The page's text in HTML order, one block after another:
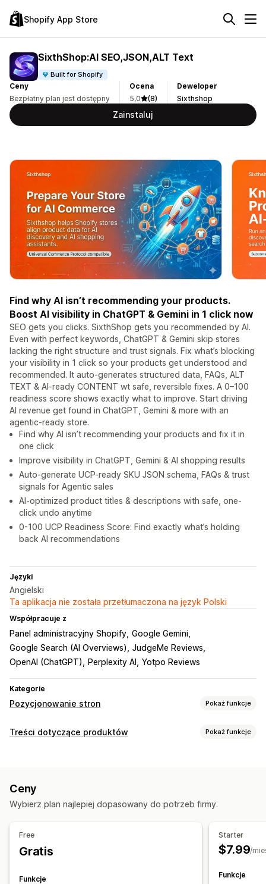
Shopify App Store
SixthShop:AI SEO,JSON,ALT Text
Built for Shopify
Ceny
Bezpłatny plan jest dostępny
Ocena
5,0
(8)
Deweloper
Sixthshop
Zainstaluj
Find why AI isn’t recommending your products.
Boost AI visibility in ChatGPT & Gemini in 1 click now
SEO gets you clicks. SixthShop gets you recommended by AI.
Even with perfect keywords, ChatGPT & Gemini skip stores
lacking the right structure and trust signals. Fix what’s blocking
your visibility in 1 click so your products get understood and
recommended. It auto-generates structured data, FAQs, ALT
TEXT & AI-ready CONTENT wt safe, reversible fixes. A 0–100
readiness score shows exactly what to improve. Start driving
AI revenue get found in ChatGPT, Gemini & more with an
agentic-ready store.
Find why AI isn’t recommending your products and fix it in
one click
Improve visibility in ChatGPT, Gemini & AI shopping results
Auto-generate UCP-ready SKU JSON schema, FAQs & trust
signals for Agentic sales
AI-optimized product titles & descriptions with safe, one-
click undo anytime
0-100 UCP Readiness Score: Find exactly what’s holding
back AI recommendations
Języki
Angielski
Ta aplikacja nie została przetłumaczona na język Polski
Współpracuje z
Panel administracyjny Shopify Google Gemini
Google Search (AI Overviews)
JudgeMe Reviews
OpenAI (ChatGPT)
Perplexity AI Yotpo Reviews
Kategorie
Pozycjonowanie stron Pokaż funkcje
Narzędzia SEO
SEO lokalne
Optymalizacja metadanych
Automatyzacje
Monitorowanie wydajności
Wynik SEO
Analizy
Treści dotyczące produktów Pokaż funkcje
Tagi Warianty
Dane strukturalne
Pozycjonowanie stron
Ceny
Wybierz plan najlepiej dopasowany do potrzeb firmy.
Free
Gratis
Funkcje
Starter
$7.99/
Funkcje